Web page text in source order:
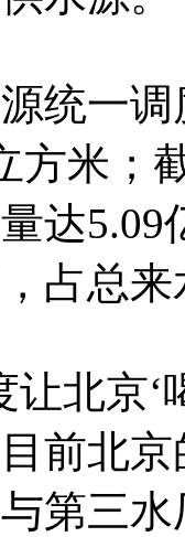
一调
方米；
达5.09
占总
京‘
前北
第三